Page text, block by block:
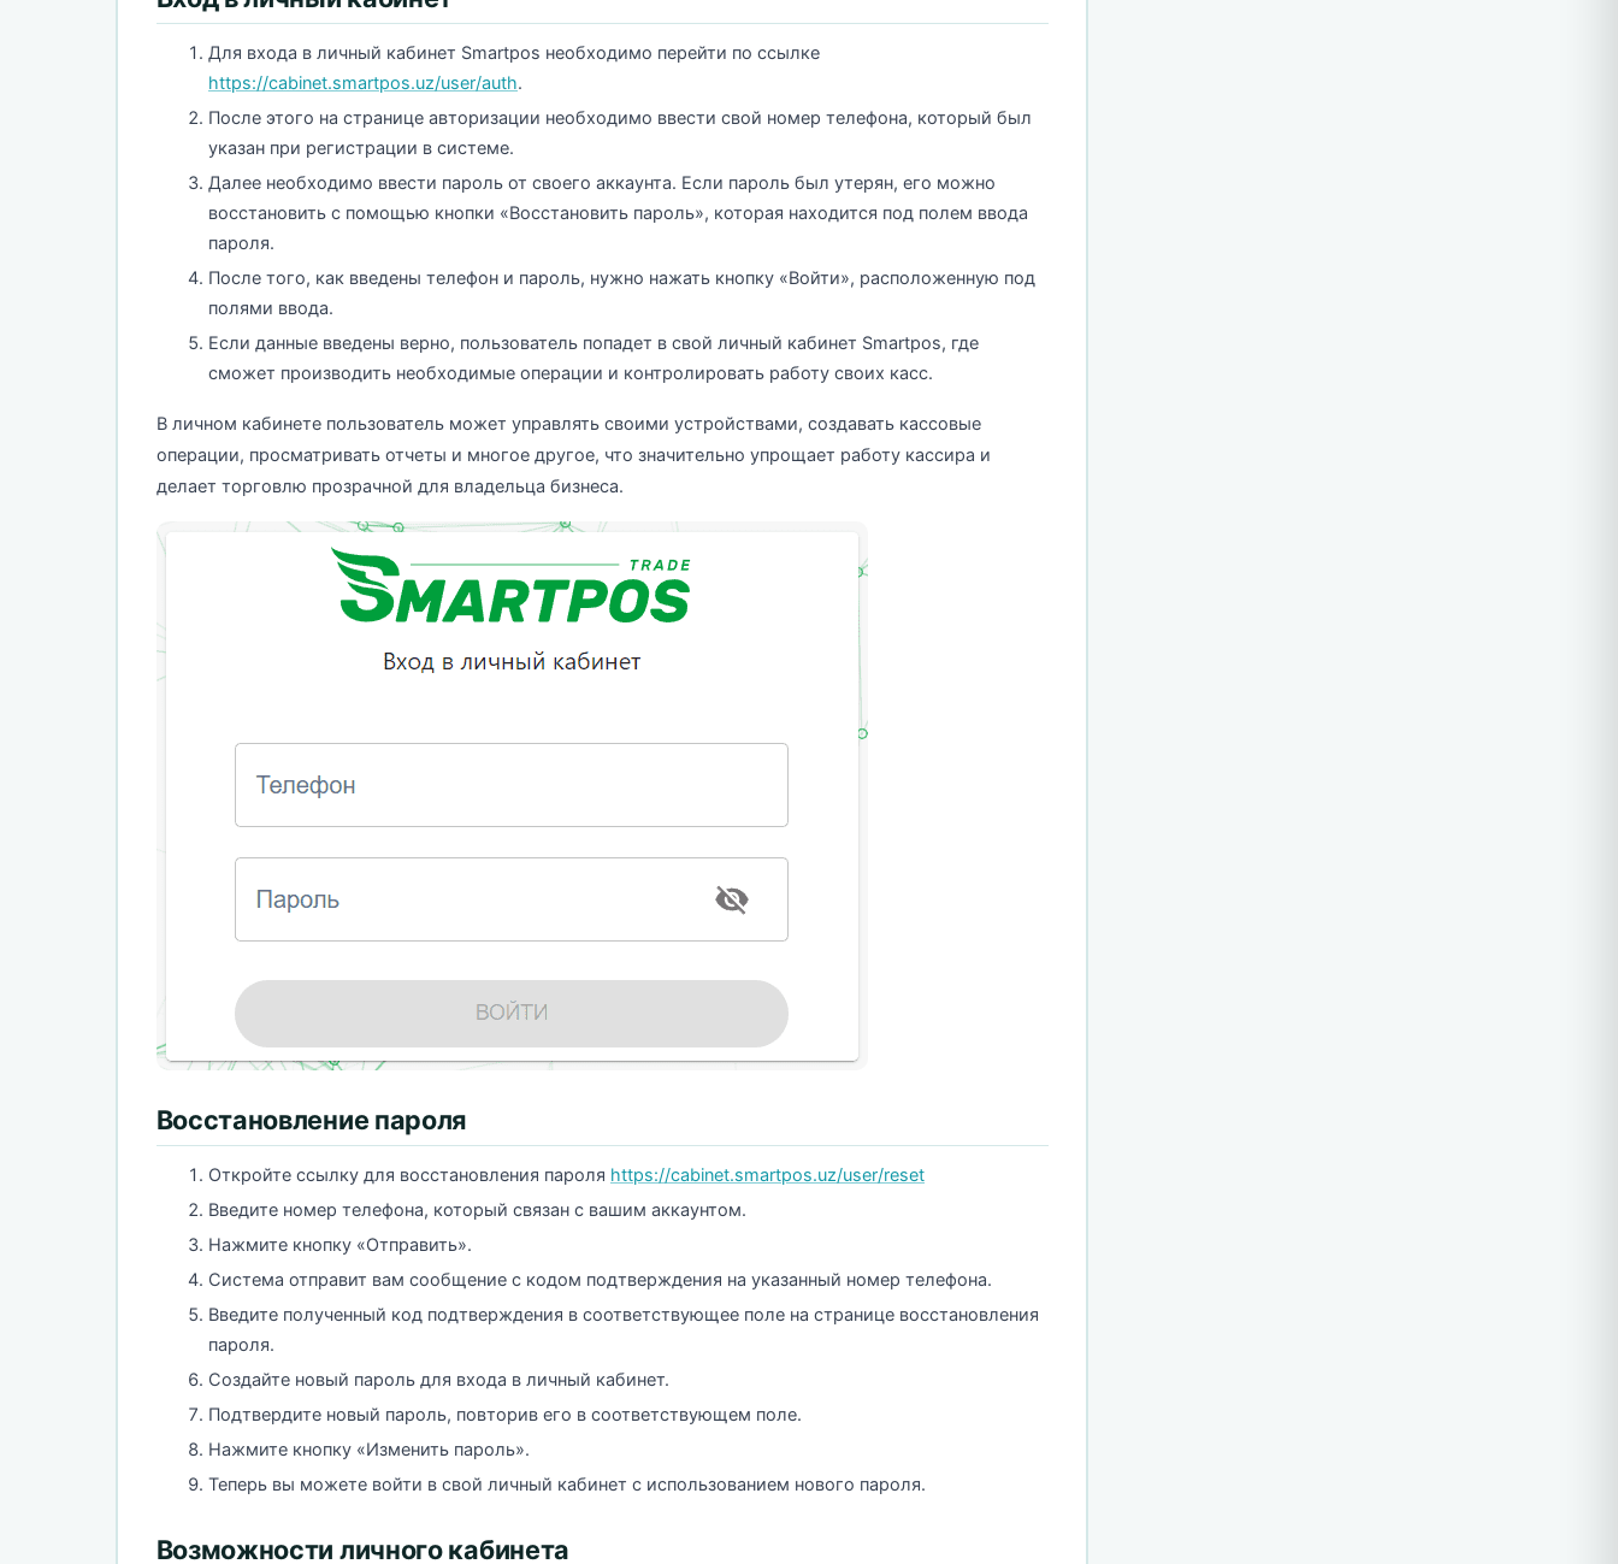
Для входа в личный кабинет Smartpos необходимо перейти по ссылке
https://cabinet.smartpos.uz/user/auth.
После этого на странице авторизации необходимо ввести свой номер телефона, который был
указан при регистрации в системе.
Далее необходимо ввести пароль от своего аккаунта. Если пароль был утерян, его можно
восстановить с помощью кнопки «Восстановить пароль», которая находится под полем ввода
пароля.
После того, как введены телефон и пароль, нужно нажать кнопку «Войти», расположенную под
полями ввода.
Если данные введены верно, пользователь попадет в свой личный кабинет Smartpos, где
сможет производить необходимые операции и контролировать работу своих касс.
В личном кабинете пользователь может управлять своими устройствами, создавать кассовые
операции, просматривать отчеты и многое другое, что значительно упрощает работу кассира и
делает торговлю прозрачной для владельца бизнеса.
Восстановление пароля
Откройте ссылку для восстановления пароля https://cabinet.smartpos.uz/user/reset
Введите номер телефона, который связан с вашим аккаунтом.
Нажмите кнопку «Отправить».
Система отправит вам сообщение с кодом подтверждения на указанный номер телефона.
Введите полученный код подтверждения в соответствующее поле на странице восстановления
пароля.
Создайте новый пароль для входа в личный кабинет.
Подтвердите новый пароль, повторив его в соответствующем поле.
Нажмите кнопку «Изменить пароль».
Теперь вы можете войти в свой личный кабинет с использованием нового пароля.
Возможности личного кабинета